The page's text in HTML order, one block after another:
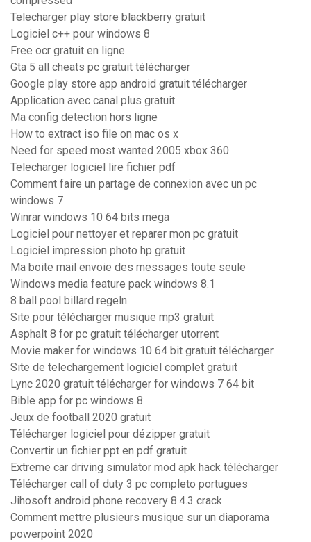
Telecharger play store blackberry gratuit
Logiciel c++ pour windows 8
Free ocr gratuit en ligne
Gta 5 all cheats pc gratuit télécharger
Google play store app android gratuit télécharger
Application avec canal plus gratuit
Ma config detection hors ligne
How to extract iso file on mac os x
Need for speed most wanted 2005 xbox 360
Telecharger logiciel lire fichier pdf
Comment faire un partage de connexion avec un pc
windows 7
Winrar windows 10 64 bits mega
Logiciel pour nettoyer et reparer mon pc gratuit
Logiciel impression photo hp gratuit
Ma boite mail envoie des messages toute seule
Windows media feature pack windows 8.1
8 ball pool billard regeln
Site pour télécharger musique mp3 gratuit
Asphalt 8 for pc gratuit télécharger utorrent
Movie maker for windows 10 64 bit gratuit télécharger
Site de telechargement logiciel complet gratuit
Lync 2020 gratuit télécharger for windows 7 64 bit
Bible app for pc windows 8
Jeux de football 2020 gratuit
Télécharger logiciel pour dézipper gratuit
Convertir un fichier ppt en pdf gratuit
Extreme car driving simulator mod apk hack télécharger
Télécharger call of duty 3 pc completo portugues
Jihosoft android phone recovery 8.4.3 crack
Comment mettre plusieurs musique sur un diaporama
powerpoint 2020